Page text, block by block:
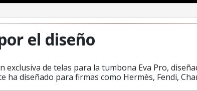
el diseño
exclusiva de telas para la tumbona Eva Pro,
ha diseñado para firmas como Hermès, Fendi,